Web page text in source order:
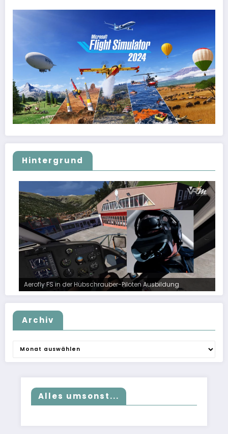
Hintergrund
Aerofly FS in der Hubschrauber-Piloten Ausbildung
Archiv
Alles umsonst...